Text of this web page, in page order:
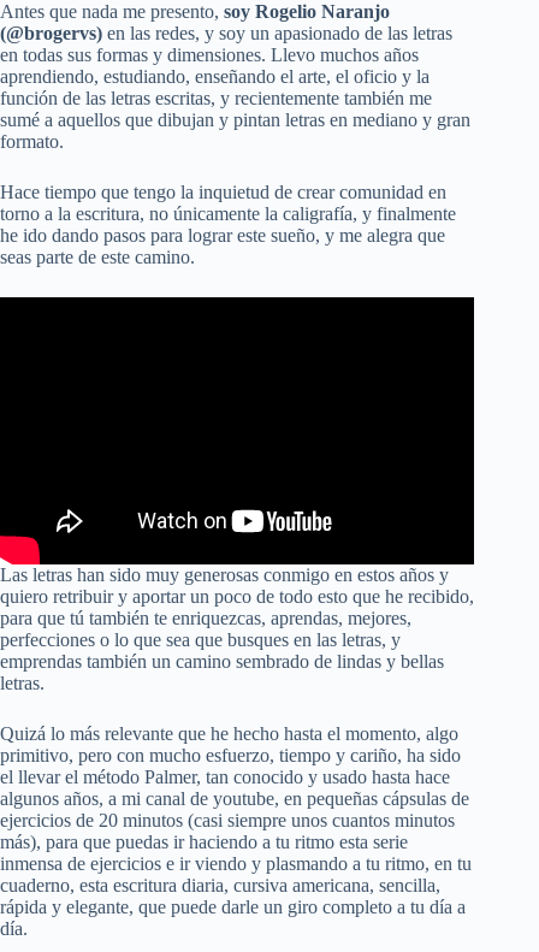
Antes que nada me presento, soy Rogelio Naranjo
(@brogervs) en las redes, y soy un apasionado de las letras
en todas sus formas y dimensiones. Llevo muchos años
aprendiendo, estudiando, enseñando el arte, el oficio y la
función de las letras escritas, y recientemente también me
sumé a aquellos que dibujan y pintan letras en mediano y gran
formato.
Hace tiempo que tengo la inquietud de crear comunidad en
torno a la escritura, no únicamente la caligrafía, y finalmente
he ido dando pasos para lograr este sueño, y me alegra que
seas parte de este camino.
Las letras han sido muy generosas conmigo en estos años y
quiero retribuir y aportar un poco de todo esto que he recibido,
para que tú también te enriquezcas, aprendas, mejores,
perfecciones o lo que sea que busques en las letras, y
emprendas también un camino sembrado de lindas y bellas
letras.
Quizá lo más relevante que he hecho hasta el momento, algo
primitivo, pero con mucho esfuerzo, tiempo y cariño, ha sido
el llevar el método Palmer, tan conocido y usado hasta hace
algunos años, a mi canal de youtube, en pequeñas cápsulas de
ejercicios de 20 minutos (casi siempre unos cuantos minutos
más), para que puedas ir haciendo a tu ritmo esta serie
inmensa de ejercicios e ir viendo y plasmando a tu ritmo, en tu
cuaderno, esta escritura diaria, cursiva americana, sencilla,
rápida y elegante, que puede darle un giro completo a tu día a
día.